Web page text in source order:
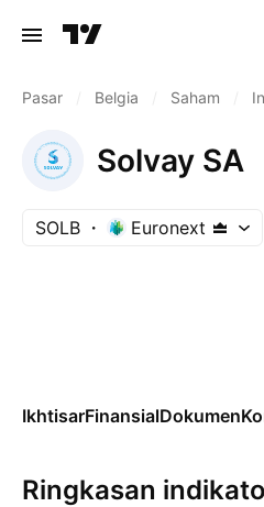
Pasar Belgia Saham
Solvay SA
SOLB Euronext
IkhtisarFinansialDokumen
Ringkasan